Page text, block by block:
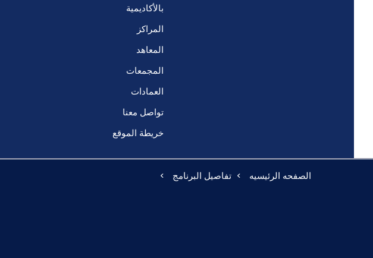
بالأكاديمية
المراكز
المعاهد
المجمعات
العمادات
تواصل معنا
خريطة الموقع
الصفحه الرئيسيه تفاصيل البرنامج